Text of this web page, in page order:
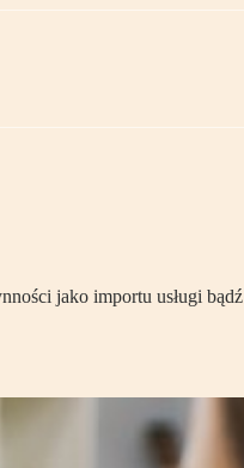
jako importu usługi